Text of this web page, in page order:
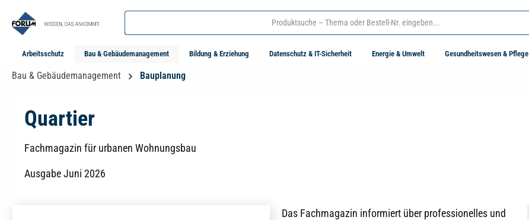
Zur Hauptnavigation springen
Arbeitsschutz Bau & Gebäudemanagement Bildung & Erziehung Datenschutz & IT-Sicherheit Energie & Umwelt Gesundheitswesen & Pflege
Bau & Gebäudemanagement Bauplanung
Quartier
Fachmagazin für urbanen Wohnungsbau
Ausgabe Juni 2026
Das Fachmagazin informiert über professionelles und